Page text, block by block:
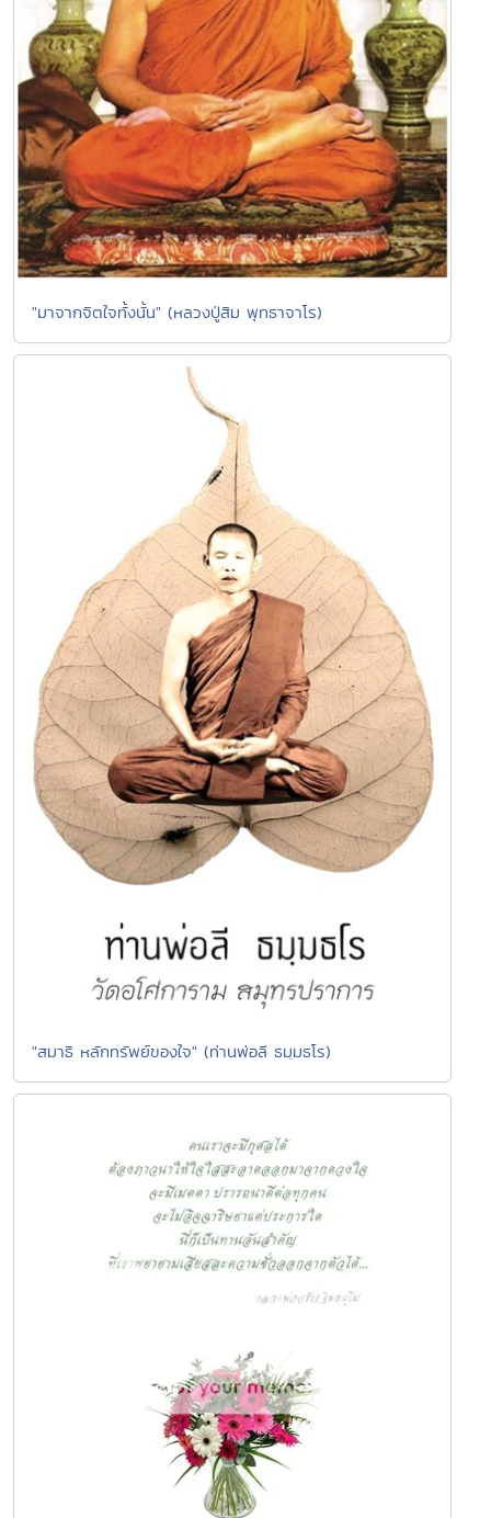
"มาจากจิตใจทั้งนั้น" (หลวงปู่สิม พุทธาจาโร)
"สมาธิ หลักทรัพย์ของใจ" (ท่านพ่อลี ธมฺมธโร)